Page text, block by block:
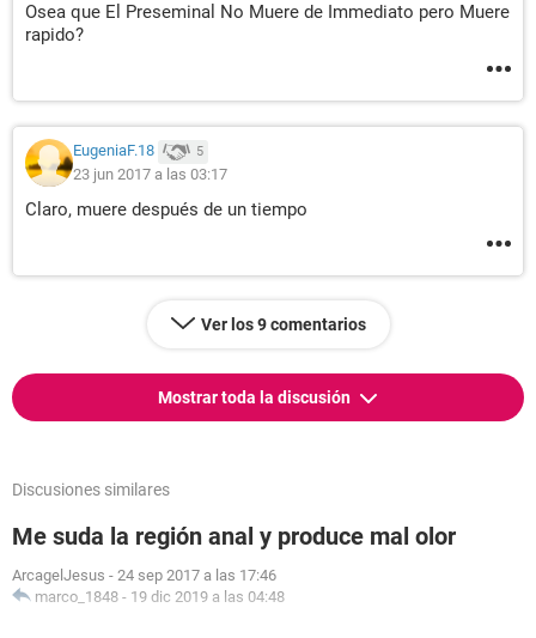
Osea que El Preseminal No Muere de Immediato pero Muere
rapido?
EugeniaF.18 5
23 jun 2017 a las 03:17
Claro, muere después de un tiempo
Ver los 9 comentarios
Mostrar toda la discusión
Discusiones similares
Me suda la región anal y produce mal olor
ArcagelJesus - 24 sep 2017 a las 17:46
marco_1848 - 19 dic 2019 a las 04:48